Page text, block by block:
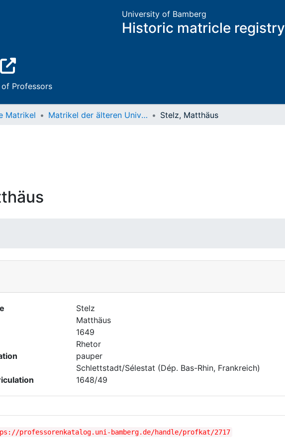
University of Bamberg
Historic matricle registry
Professors
Matrikel Matrikel der älteren Universität Stelz, Matthäus
Stelz
Matthäus
1649
Rhetor
pauper
Schlettstadt/Sélestat (Dép. Bas-Rhin, Frankreich)
1648/49
professorenkatalog.uni-bamberg.de/handle/profkat/2717